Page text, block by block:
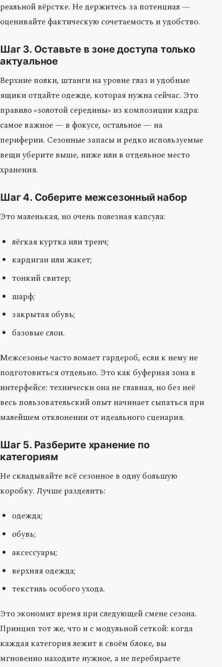
реальной вёрстке. Не держитесь за потенциал —
оценивайте фактическую сочетаемость и удобство.
Шаг 3. Оставьте в зоне доступа только
актуальное
Верхние полки, штанги на уровне глаз и удобные
ящики отдайте одежде, которая нужна сейчас. Это
правило «золотой середины» из композиции кадра:
самое важное — в фокусе, остальное — на
периферии. Сезонные запасы и редко используемые
вещи уберите выше, ниже или в отдельное место
хранения.
Шаг 4. Соберите межсезонный набор
Это маленькая, но очень полезная капсула:
лёгкая куртка или тренч;
кардиган или жакет;
тонкий свитер;
шарф;
закрытая обувь;
базовые слои.
Межсезонье часто ломает гардероб, если к нему не
подготовиться отдельно. Это как буферная зона в
интерфейсе: технически она не главная, но без неё
весь пользовательский опыт начинает сыпаться при
малейшем отклонении от идеального сценария.
Шаг 5. Разберите хранение по
категориям
Не складывайте всё сезонное в одну большую
коробку. Лучше разделить:
одежда;
обувь;
аксессуары;
верхняя одежда;
текстиль особого ухода.
Это экономит время при следующей смене сезона.
Принцип тот же, что и с модульной сеткой: когда
каждая категория лежит в своём блоке, вы
мгновенно находите нужное, а не перебираете